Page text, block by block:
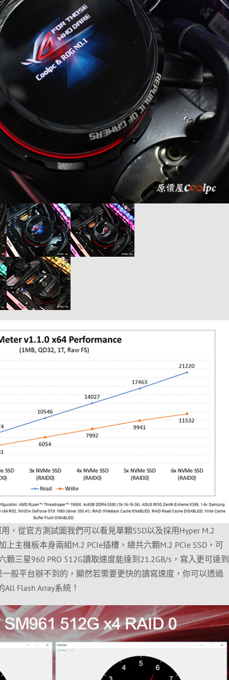
，從官方測試圖我們可以看見單顆SSD以及採用Hyper M.2
上主機板本身兩組M.2 PCIe插槽，總共六顆M.2 PCIe SSD，可
顆三星960 PRO 512G讀取速度能達到21.2GB/s，寫入更可達到
般平台辦不到的，顯然若需要更快的讀寫速度，你可以透過
All Flash Array系統！